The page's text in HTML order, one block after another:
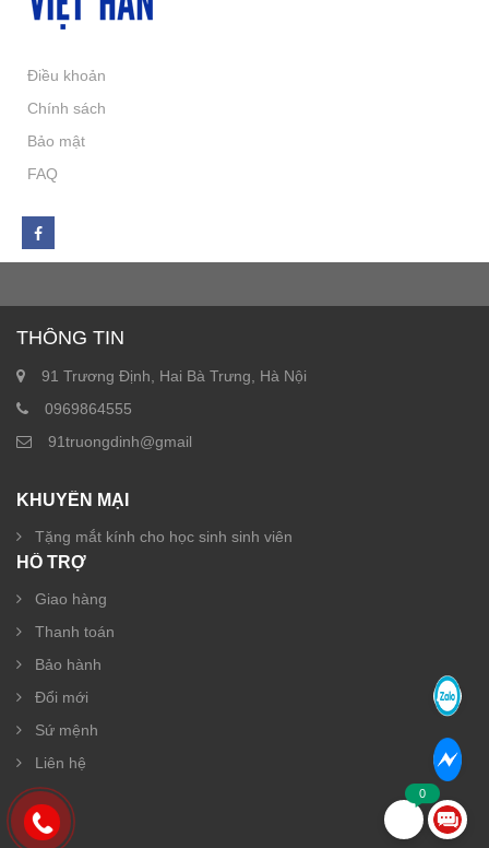
Điều khoản
Chính sách
Bảo mật
FAQ
THÔNG TIN
91 Trương Định, Hai Bà Trưng, Hà Nội
0969864555
91truongdinh@gmail
KHUYẾN MẠI
Tặng mắt kính cho học sinh sinh viên
HỖ TRỢ
Giao hàng
Thanh toán
Bảo hành
Đổi mới
Sứ mệnh
Liên hệ
0